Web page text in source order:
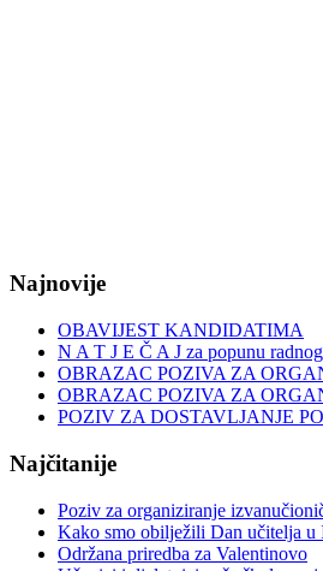
Najnovije
OBAVIJEST KANDIDATIMA
N A T J E Č A J za popunu
OBRAZAC POZIVA ZA
OBRAZAC POZIVA ZA
POZIV ZA DOSTAVLJANJE
Najčitanije
Poziv za organiziranje
Kako smo obilježili Dan učitelja u
Održana priredba za Valentinovo